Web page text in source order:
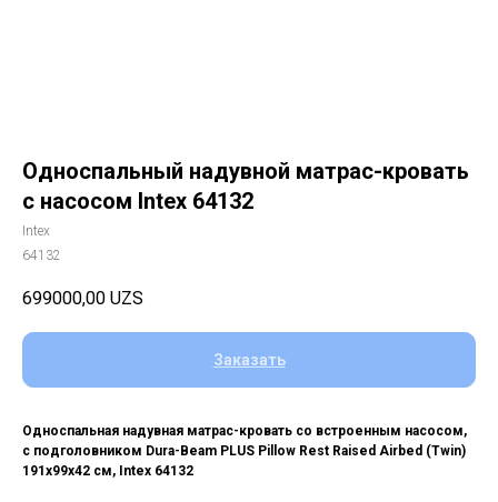
Односпальный надувной матрас-кровать
с насосом Intex 64132
Intex
64132
699000,00 UZS
Заказать
Односпальная надувная матрас-кровать со встроенным насосом,
с подголовником Dura-Beam PLUS Pillow Rest Raised Airbed (Twin)
191х99х42 см, Intex 64132